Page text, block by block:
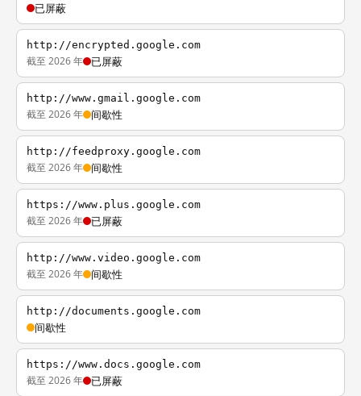
已屏蔽
http://encrypted.google.com
截至 2026 年 已屏蔽
http://www.gmail.google.com
截至 2026 年 间歇性
http://feedproxy.google.com
截至 2026 年 间歇性
https://www.plus.google.com
截至 2026 年 已屏蔽
http://www.video.google.com
截至 2026 年 间歇性
http://documents.google.com
间歇性
https://www.docs.google.com
截至 2026 年 已屏蔽